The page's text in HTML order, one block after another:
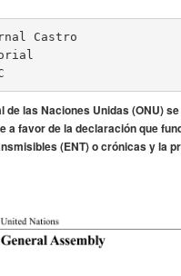
Castro
de las Naciones Unidas (ONU)
a favor de la declaración que
(ENT) o crónicas y la